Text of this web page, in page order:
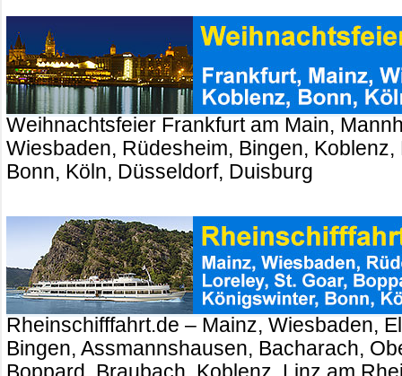
Weihnachtsfeier Frankfurt am Main,
Wiesbaden, Rüdesheim, Bingen, Koblenz,
Bonn, Köln, Düsseldorf, Duisburg
Rheinschifffahrt.de – Mainz, Wiesbaden,
Bingen, Assmannshausen, Bacharach,